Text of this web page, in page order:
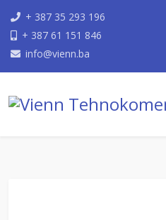
+ 387 35 293 196
+ 387 61 151 846
info@vienn.ba